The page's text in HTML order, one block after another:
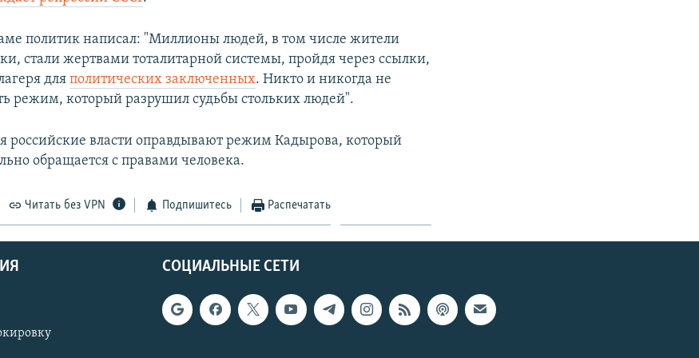
политик написал: "Миллионы людей, в том числе жители
стали жертвами тоталитарной системы, пройдя через ссылки,
дляполитических заключенных. Никто и никогда не
режим, который разрушил судьбы стольких людей".
российские власти оправдывают режим Кадырова, который
обращается с правами человека.
Читать без VPN Подпишитесь Распечатать
СОЦИАЛЬНЫЕ СЕТИ